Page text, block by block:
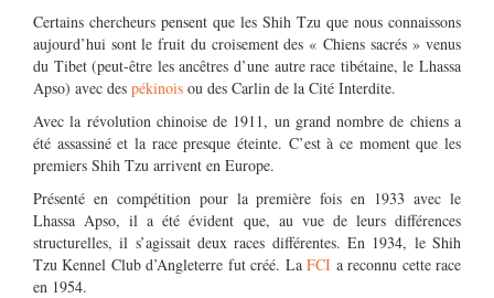
Certains chercheurs pensent que les Shih Tzu que nous connaissons
aujourd’hui sont le fruit du croisement des « Chiens sacrés » venus
du Tibet (peut-être les ancêtres d’une autre race tibétaine, le Lhassa
Apso) avec des pékinois ou des Carlin de la Cité Interdite.
Avec la révolution chinoise de 1911, un grand nombre de chiens a
été assassiné et la race presque éteinte. C’est à ce moment que les
premiers Shih Tzu arrivent en Europe.
Présenté en compétition pour la première fois en 1933 avec le
Lhassa Apso, il a été évident que, au vue de leurs différences
structurelles, il s’agissait deux races différentes. En 1934, le Shih
Tzu Kennel Club d’Angleterre fut créé. LaFCI a reconnu cette race
en 1954.